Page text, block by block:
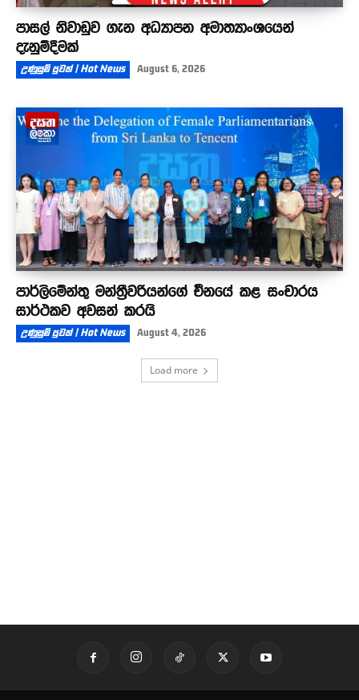
පාසල් නිවාඩුව ගැන අධ්‍යාපන අමාත්‍යාංශයෙන්
දැනුම්දීමක්
උණුසුම් පුවත් | Hot News August 6, 2026
පාර්ලිමේන්තු මන්ත්‍රීවරියන්ගේ චීනයේ කළ සංචාරය
සාර්ථකව අවසන් කරයි
උණුසුම් පුවත් | Hot News August 4, 2026
Load more